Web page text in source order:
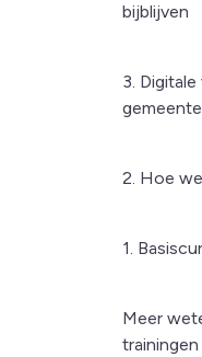
bijblijven
3.
2. Hoe
1.
Meer